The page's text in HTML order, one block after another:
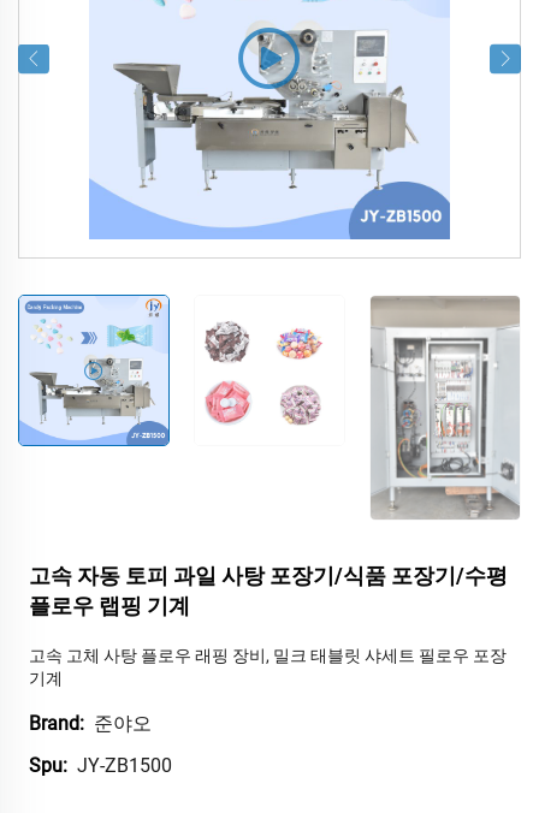
고속 자동 토피 과일 사탕 포장기/식품 포장기/수평
플로우 랩핑 기계
고속 고체 사탕 플로우 래핑 장비, 밀크 태블릿 샤세트 필로우 포장
기계
Brand: 준야오
Spu: JY-ZB1500